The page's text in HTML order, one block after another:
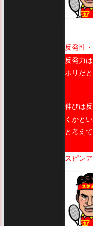
反発性
反発力
ポリだ
伸びは
くかと
と考え
スピン